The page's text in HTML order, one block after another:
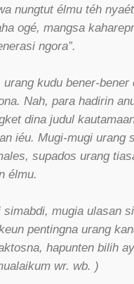
nungtut élmu téh
ogé, mangsa
ngora”.
urang kudu bener-
Nah, para hadirin
dina judul
iéu. Mugi-mugi urang
supados urang
élmu.
simabdi, mugia ulasan
pentingna urang
hapunten bilih
wr. wb. )